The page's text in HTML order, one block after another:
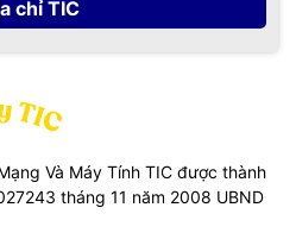
chỉ TIC
Và Máy Tính TIC được thành
tháng 11 năm 2008 UBND